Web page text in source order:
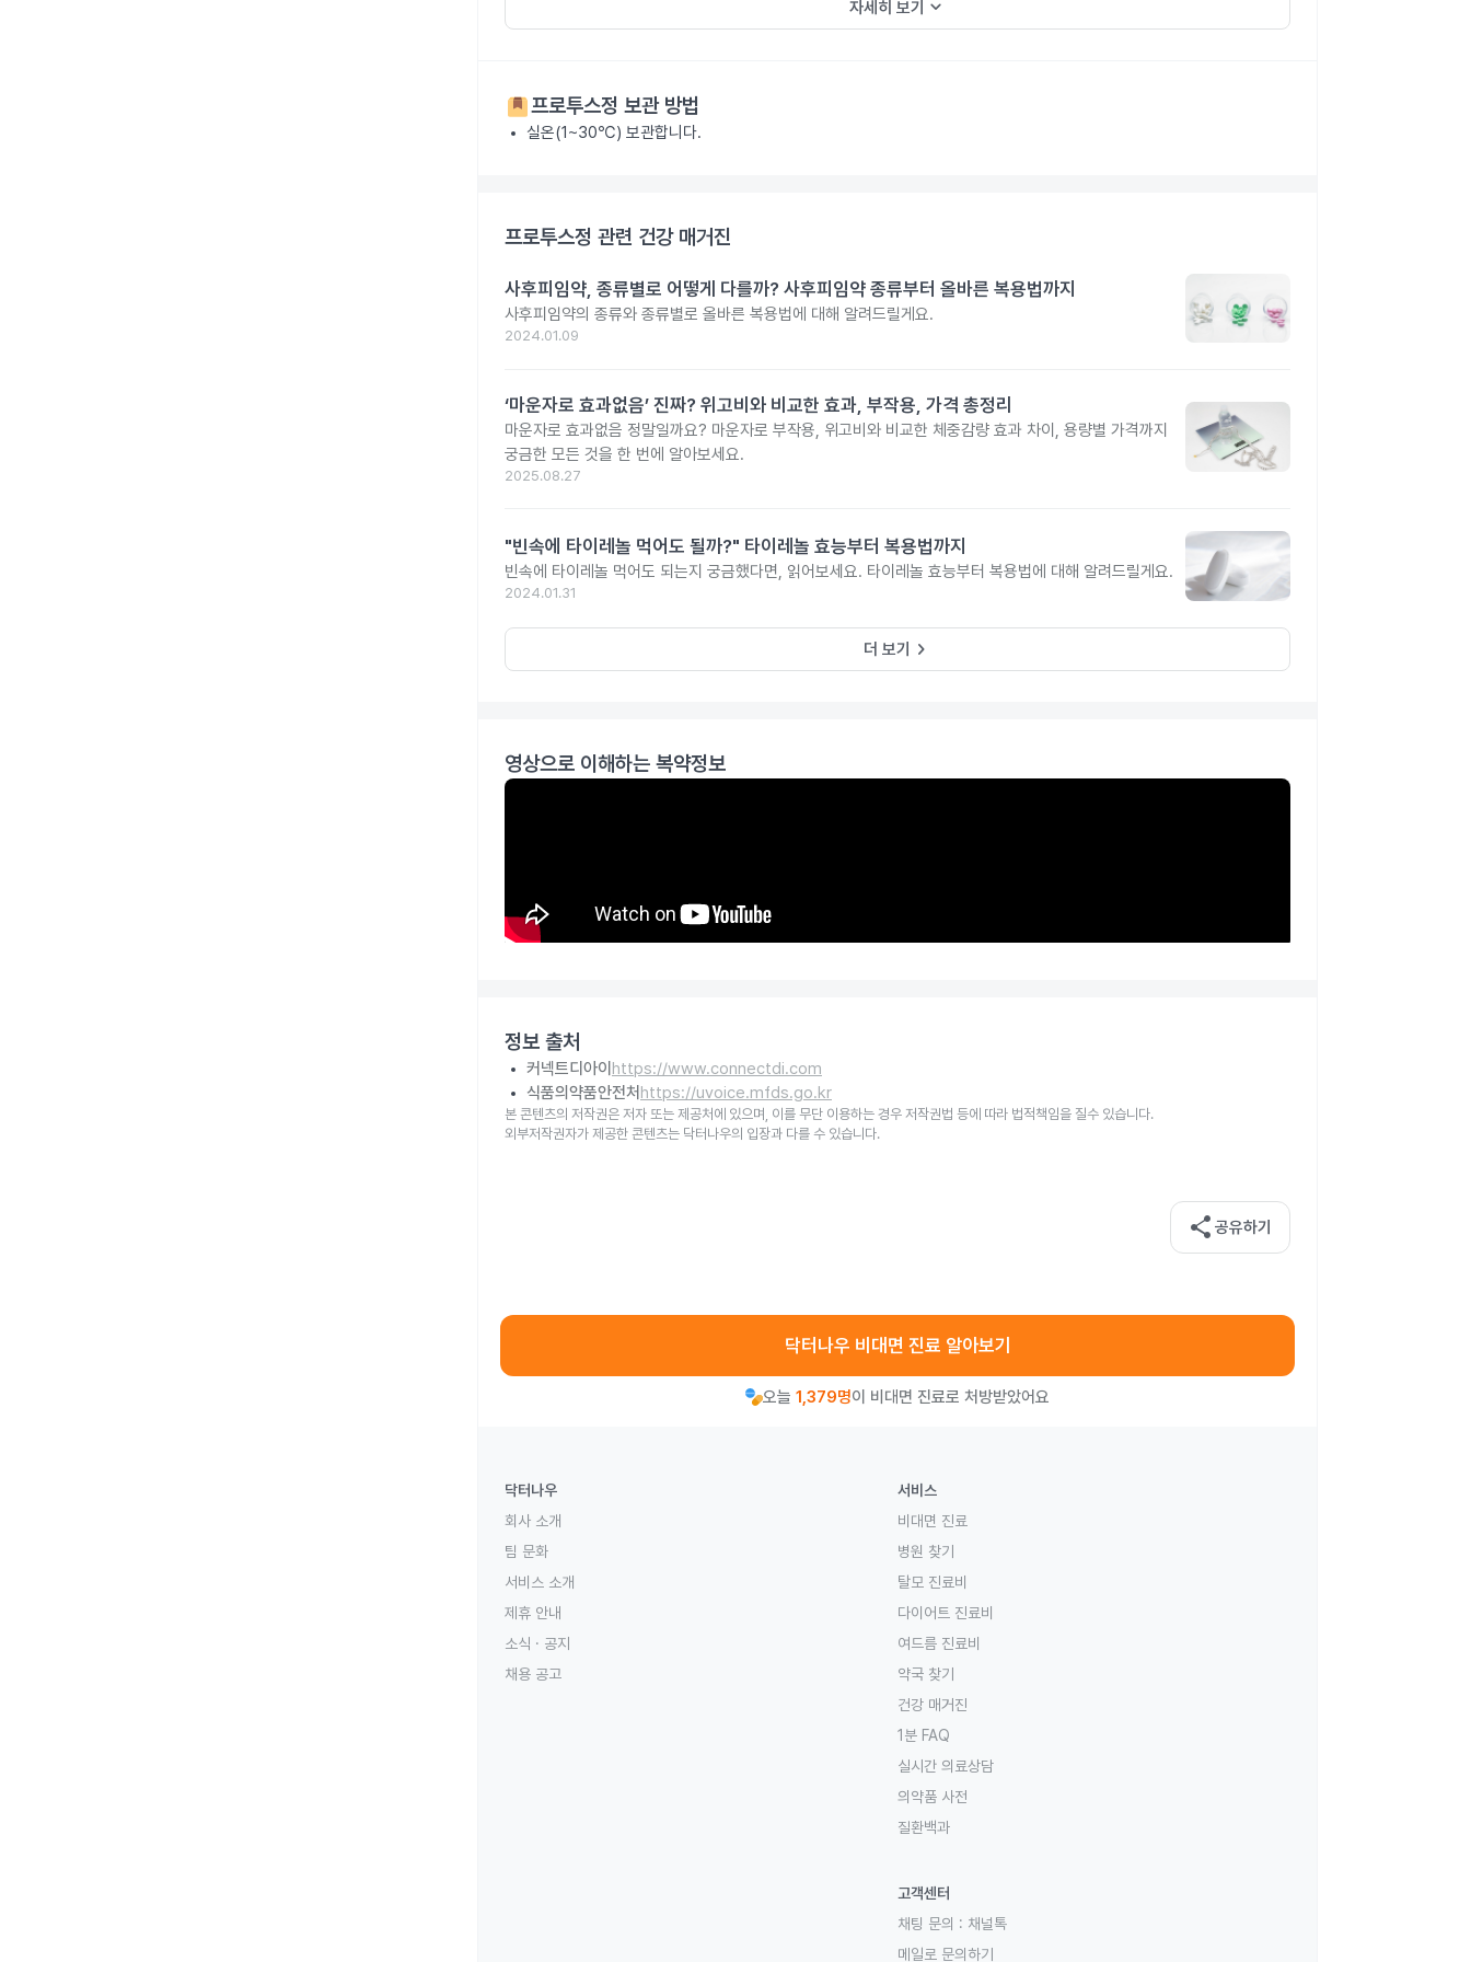
자세히 보기 keyboard_arrow_down
프로투스정 보관 방법
실온(1~30℃) 보관합니다.
프로투스정 관련 건강 매거진
사후피임약, 종류별로 어떻게 다를까? 사후피임약 종류부터 올바른 복용법까지
사후피임약의 종류와 종류별로 올바른 복용법에 대해 알려드릴게요.
2024.01.09
‘마운자로 효과없음’ 진짜? 위고비와 비교한 효과, 부작용, 가격 총정리
마운자로 효과없음 정말일까요? 마운자로 부작용, 위고비와 비교한 체중감량 효과 차이, 용량별 가격까지
궁금한 모든 것을 한 번에 알아보세요.
2025.08.27
"빈속에 타이레놀 먹어도 될까?" 타이레놀 효능부터 복용법까지
빈속에 타이레놀 먹어도 되는지 궁금했다면, 읽어보세요. 타이레놀 효능부터 복용법에 대해 알려드릴게요.
2024.01.31
더 보기 keyboard_arrow_right
영상으로 이해하는 복약정보
정보 출처
커넥트디아이 https://www.connectdi.com
식품의약품안전처 https://uvoice.mfds.go.kr
본 콘텐츠의 저작권은 저자 또는 제공처에 있으며, 이를 무단 이용하는 경우 저작권법 등에 따라 법적책임을 질수 있습니다.
외부저작권자가 제공한 콘텐츠는 닥터나우의 입장과 다를 수 있습니다.
share 공유하기
닥터나우 비대면 진료 알아보기
오늘 1,379명이 비대면 진료로 처방받았어요
닥터나우
회사 소개
팀 문화
서비스 소개
제휴 안내
소식 · 공지
채용 공고
서비스
비대면 진료
병원 찾기
탈모 진료비
다이어트 진료비
여드름 진료비
약국 찾기
건강 매거진
1분 FAQ
실시간 의료상담
의약품 사전
질환백과
고객센터
채팅 문의 : 채널톡
메일로 문의하기